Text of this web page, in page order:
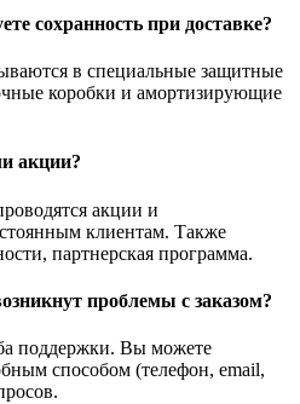
сохранность при доставке?
в специальные защитные
коробки и амортизирующие
акции?
акции и
клиентам. Также
партнерская программа.
проблемы с заказом?
поддержки. Вы можете
способом (телефон, email,